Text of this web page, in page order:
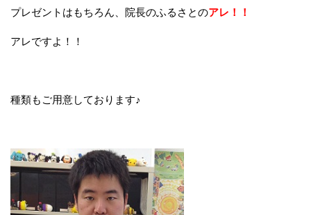
プレゼントはもちろん、院長のふるさとのアレ！！
アレですよ！！
種類もご用意しております♪